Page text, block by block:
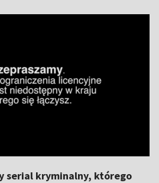
serial kryminalny, którego